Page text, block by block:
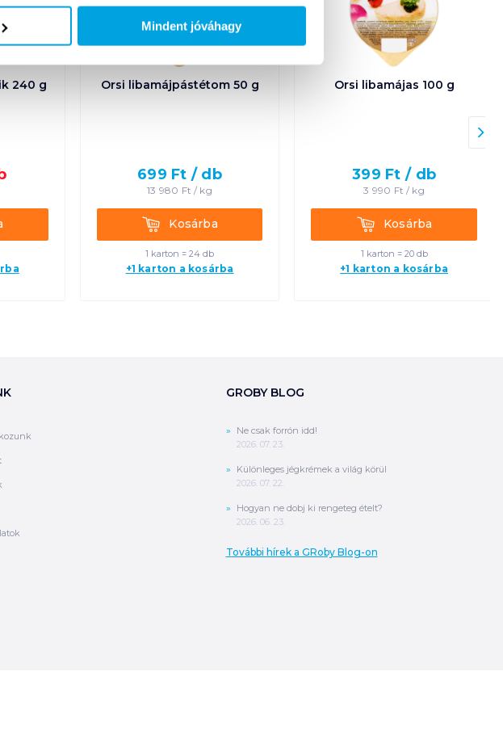
Mindent jóváhagy
240 g Orsi libamájpástétom 50 g
699 Ft / db
13 980 Ft / kg
KosárbaKosárba
1 karton = 24 db
+1 karton a kosárba
Orsi libamájas 100 g
399 Ft / db
3 990 Ft / kg
KosárbaKosárba
1 karton = 20 db
+1 karton a kosárba
GROBY BLOG
Ne csak forrón idd!
2026. 07. 23.
Különleges jégkrémek a világ körül
2026. 07. 22.
Hogyan ne dobj ki rengeteg ételt?
2026. 06. 23.
További hírek a GRoby Blog-on